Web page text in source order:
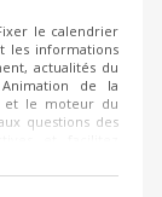
le calendrier
les informations
actualités du
de la
et le moteur du
questions des
le niveau
retours via des